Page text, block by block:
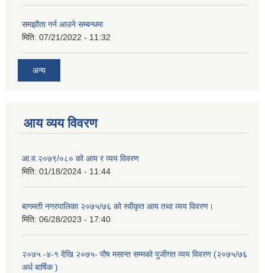
समझौता गर्न आउने सम्बन्धमा
मिति: 07/21/2022 - 11:32
अन्य
आय व्यय विवरण
आ.व.२०७९/०८० को आय र व्यय विवरण
मिति: 01/18/2024 - 11:44
बागमती नगरपालिका २०७५/७६ को स्वीकृत आय तथा व्यय विवरण।
मिति: 06/28/2023 - 17:40
२०७५ -४-१ देखि २०७५- पौष मसान्त सम्मको पुजीगत व्यय विवरण (२०७५/७६
अर्ध बार्षिक )